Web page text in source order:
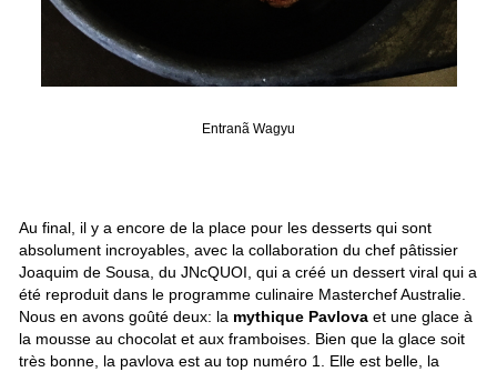
Entranã Wagyu
Au final, il y a encore de la place pour les desserts qui sont
absolument incroyables, avec la collaboration du chef pâtissier
Joaquim de Sousa, du JNcQUOI, qui a créé un dessert viral qui a
été reproduit dans le programme culinaire Masterchef Australie.
Nous en avons goûté deux: la mythique Pavlova et une glace à
la mousse au chocolat et aux framboises. Bien que la glace soit
très bonne, la pavlova est au top numéro 1. Elle est belle, la